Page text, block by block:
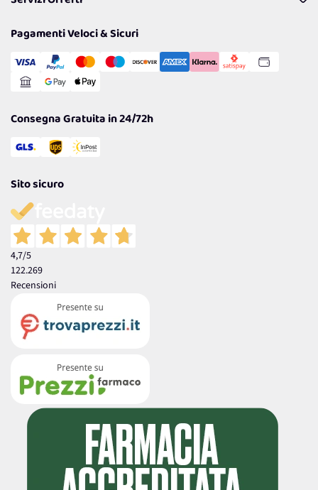
Politiche per la parità di genere
Cookie Policy
Gestisci Cookie
Reso Facile e Veloce
Pagamenti Veloci & Sicuri
Consegna Gratuita in 24/72h
Sito sicuro
4,7/5
122.269
Recensioni